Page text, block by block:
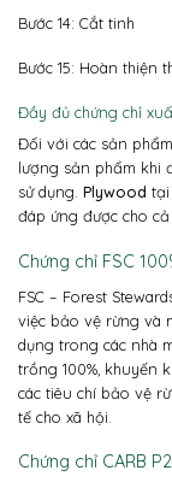
Bước 14: Cắt tinh
Bước 15: Hoàn thiện
Đầy đủ chứng chỉ
Đối với các sản
lượng sản phẩm khi
sử dụng. Plywood tại
đáp ứng được cho
Chứng chỉ FSC
FSC – Forest
việc bảo vệ rừng và
dụng trong các nhà
trồng 100%, khuyến
các tiêu chí bảo vệ
tế cho xã hội.
Chứng chỉ CARB P2